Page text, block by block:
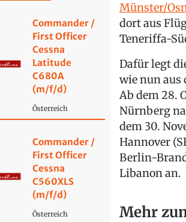
Commander /
First Officer
Cessna
Latitude
C680A
(m/f/d)
Österreich
Commander /
First Officer
Cessna
C560XLS
(m/f/d)
Österreich
Münster/
dort aus
Teneriffa-
Dafür legt
wie nun aus
Ab dem 28.
Nürnberg
dem 30.
Hannover
Berlin-
Libanon an.
Mehr